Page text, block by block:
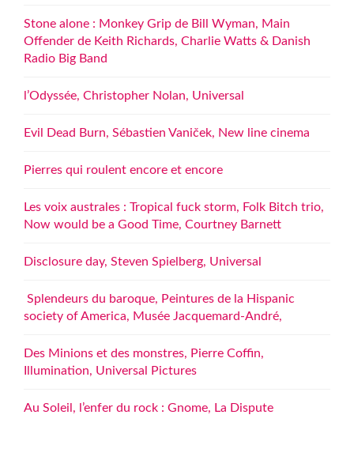
Stone alone : Monkey Grip de Bill Wyman, Main
Offender de Keith Richards, Charlie Watts & Danish
Radio Big Band
l’Odyssée, Christopher Nolan, Universal
Evil Dead Burn, Sébastien Vaniček, New line cinema
Pierres qui roulent encore et encore
Les voix australes : Tropical fuck storm, Folk Bitch trio,
Now would be a Good Time, Courtney Barnett
Disclosure day, Steven Spielberg, Universal
Splendeurs du baroque, Peintures de la Hispanic
society of America, Musée Jacquemard-André,
Des Minions et des monstres, Pierre Coffin,
Illumination, Universal Pictures
Au Soleil, l’enfer du rock : Gnome, La Dispute